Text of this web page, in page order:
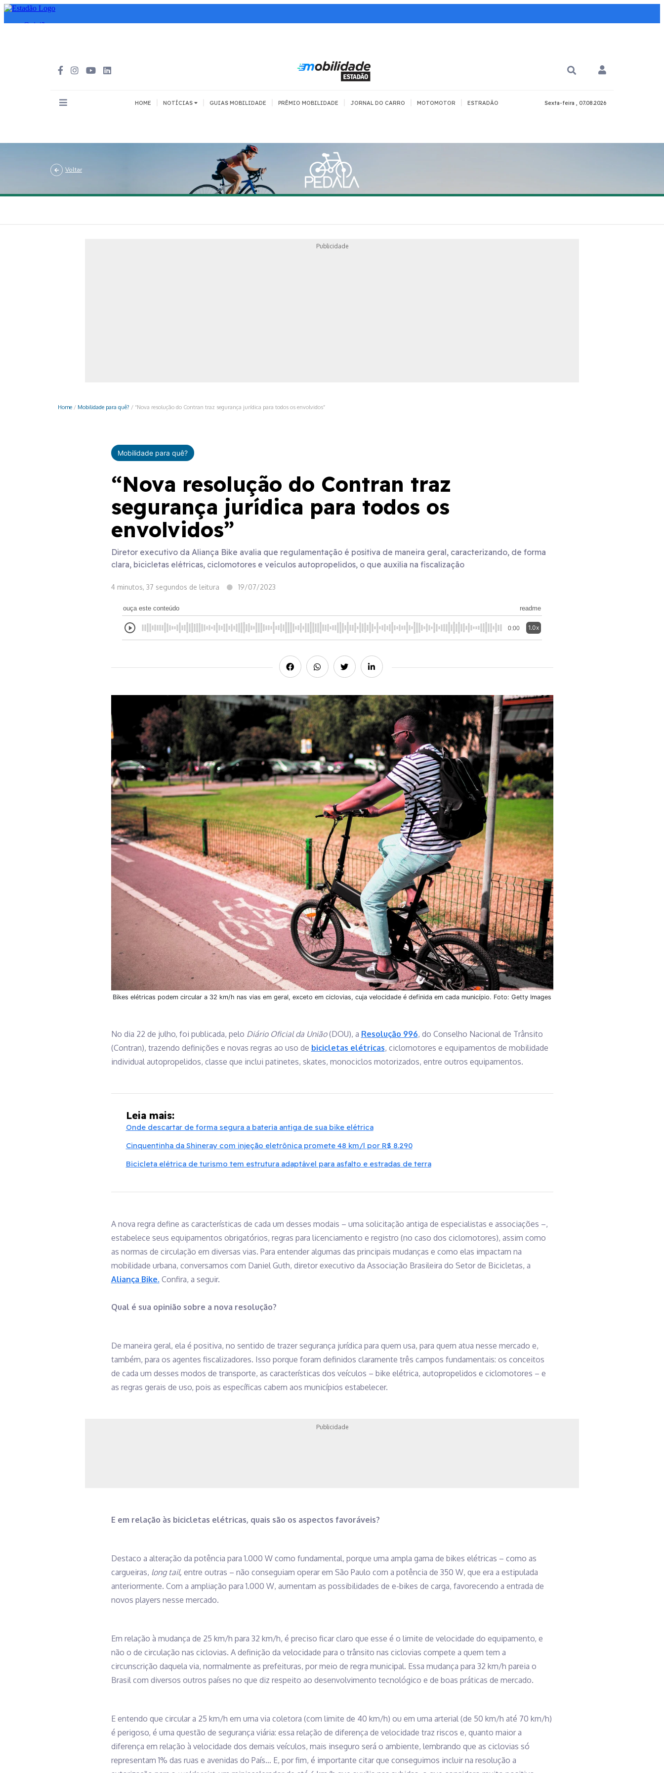
HOME NOTÍCIAS
Bicicleta
SEGURANÇA
Trânsito
Urbana
GUIAS MOBILIDADE PRÊMIO MOBILIDADE JORNAL DO CARRO MOTOMOTOR ESTRADÃO Sexta-feira , 07.08.2026
Voltar
Publicidade
Home / Mobilidade para quê? / “Nova resolução do Contran traz segurança jurídica para todos os envolvidos”
Mobilidade para quê?
“Nova resolução do Contran traz
segurança jurídica para todos os
envolvidos”
Diretor executivo da Aliança Bike avalia que regulamentação é positiva de maneira geral, caracterizando, de forma
clara, bicicletas elétricas, ciclomotores e veículos autopropelidos, o que auxilia na fiscalização
4 minutos, 37 segundos de leitura 19/07/2023
ouça este conteúdo readme
0:00 1.0x
Bikes elétricas podem circular a 32 km/h nas vias em geral, exceto em ciclovias, cuja velocidade é definida em cada município. Foto: Getty Images
No dia 22 de julho, foi publicada, pelo Diário Oficial da União(DOU), a Resolução 996, do Conselho Nacional de Trânsito
(Contran), trazendo definições e novas regras ao uso de bicicletas elétricas, ciclomotores e equipamentos de mobilidade
individual autopropelidos, classe que inclui patinetes, skates, monociclos motorizados, entre outros equipamentos.
Leia mais:
Onde descartar de forma segura a bateria antiga de sua bike elétrica
Cinquentinha da Shineray com injeção eletrônica promete 48 km/l por R$ 8.290
Bicicleta elétrica de turismo tem estrutura adaptável para asfalto e estradas de terra
A nova regra define as características de cada um desses modais – uma solicitação antiga de especialistas e associações –,
estabelece seus equipamentos obrigatórios, regras para licenciamento e registro (no caso dos ciclomotores), assim como
as normas de circulação em diversas vias. Para entender algumas das principais mudanças e como elas impactam na
mobilidade urbana, conversamos com Daniel Guth, diretor executivo da Associação Brasileira do Setor de Bicicletas, a
Aliança Bike. Confira, a seguir.
Qual é sua opinião sobre a nova resolução?
De maneira geral, ela é positiva, no sentido de trazer segurança jurídica para quem usa, para quem atua nesse mercado e,
também, para os agentes fiscalizadores. Isso porque foram definidos claramente três campos fundamentais: os conceitos
de cada um desses modos de transporte, as características dos veículos – bike elétrica, autopropelidos e ciclomotores – e
as regras gerais de uso, pois as específicas cabem aos municípios estabelecer.
Publicidade
E em relação às bicicletas elétricas, quais são os aspectos favoráveis?
Destaco a alteração da potência para 1.000 W como fundamental, porque uma ampla gama de bikes elétricas – como as
cargueiras, long tail, entre outras – não conseguiam operar em São Paulo com a potência de 350 W, que era a estipulada
anteriormente. Com a ampliação para 1.000 W, aumentam as possibilidades de e-bikes de carga, favorecendo a entrada de
novos players nesse mercado.
Em relação à mudança de 25 km/h para 32 km/h, é preciso ficar claro que esse é o limite de velocidade do equipamento, e
não o de circulação nas ciclovias. A definição da velocidade para o trânsito nas ciclovias compete a quem tem a
circunscrição daquela via, normalmente as prefeituras, por meio de regra municipal. Essa mudança para 32 km/h pareia o
Brasil com diversos outros países no que diz respeito ao desenvolvimento tecnológico e de boas práticas de mercado.
E entendo que circular a 25 km/h em uma via coletora (com limite de 40 km/h) ou em uma arterial (de 50 km/h até 70 km/h)
é perigoso, é uma questão de segurança viária: essa relação de diferença de velocidade traz riscos e, quanto maior a
diferença em relação à velocidade dos demais veículos, mais inseguro será o ambiente, lembrando que as ciclovias só
representam 1% das ruas e avenidas do País… E, por fim, é importante citar que conseguimos incluir na resolução a